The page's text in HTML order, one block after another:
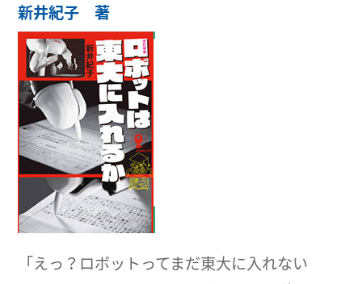
新井紀子 著
「えっ？ロボットってまだ東大に入れない